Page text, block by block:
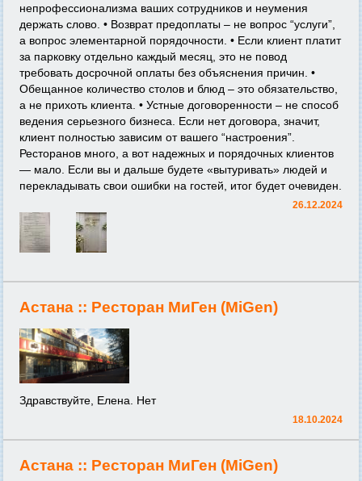
непрофессионализма ваших сотрудников и неумения
держать слово. • Возврат предоплаты – не вопрос “услуги”,
а вопрос элементарной порядочности. • Если клиент платит
за парковку отдельно каждый месяц, это не повод
требовать досрочной оплаты без объяснения причин. •
Обещанное количество столов и блюд – это обязательство,
а не прихоть клиента. • Устные договоренности – не способ
ведения серьезного бизнеса. Если нет договора, значит,
клиент полностью зависим от вашего “настроения”.
Ресторанов много, а вот надежных и порядочных клиентов
— мало. Если вы и дальше будете «вытуривать» людей и
перекладывать свои ошибки на гостей, итог будет очевиден.
26.12.2024
Астана :: Ресторан МиГен (MiGen)
Здравствуйте, Елена. Нет
18.10.2024
Астана :: Ресторан МиГен (MiGen)